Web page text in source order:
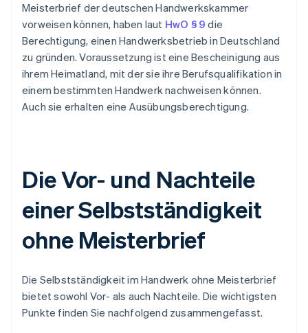
Meisterbrief der deutschen Handwerkskammer
vorweisen können, haben laut HwO § 9 die
Berechtigung, einen Handwerksbetrieb in Deutschland
zu gründen. Voraussetzung ist eine Bescheinigung aus
ihrem Heimatland, mit der sie ihre Berufsqualifikation in
einem bestimmten Handwerk nachweisen können.
Auch sie erhalten eine Ausübungsberechtigung.
Die Vor- und Nachteile
einer Selbstständigkeit
ohne Meisterbrief
Die Selbstständigkeit im Handwerk ohne Meisterbrief
bietet sowohl Vor- als auch Nachteile. Die wichtigsten
Punkte finden Sie nachfolgend zusammengefasst.